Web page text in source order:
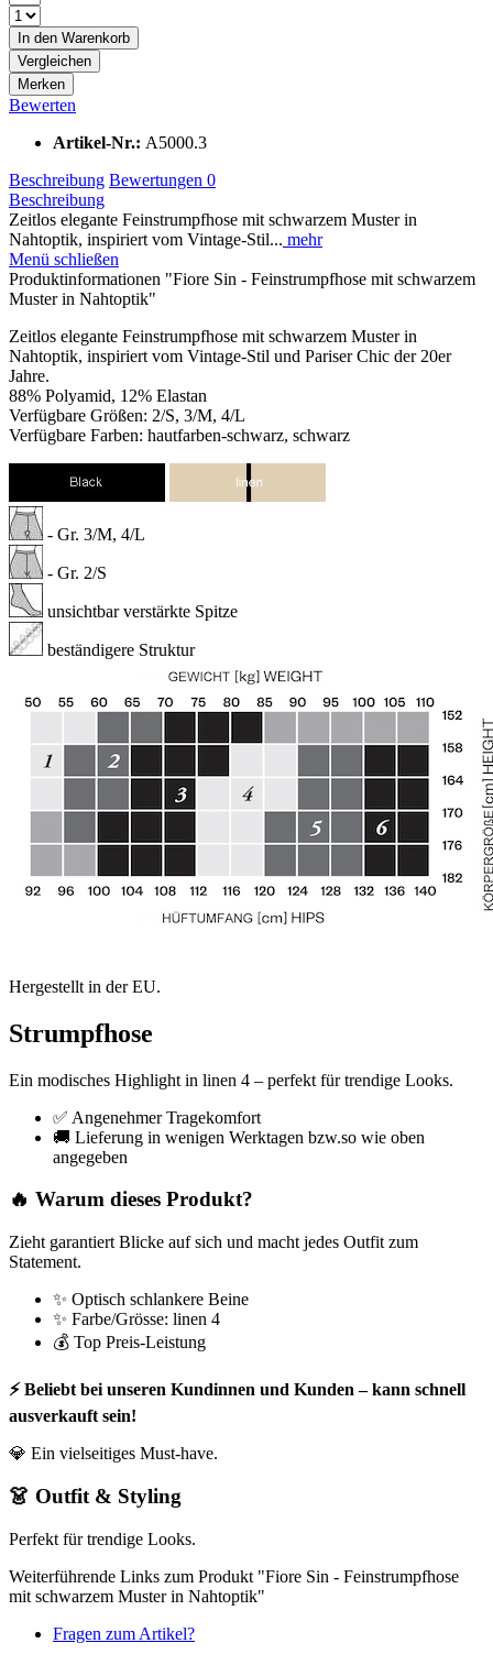
In den Warenkorb
Vergleichen
Merken
Bewerten
Artikel-Nr.: A5000.3
Beschreibung Bewertungen 0
Beschreibung
Zeitlos elegante Feinstrumpfhose mit schwarzem Muster in
Nahtoptik, inspiriert vom Vintage-Stil... mehr
Menü schließen
Produktinformationen "Fiore Sin - Feinstrumpfhose mit schwarzem
Muster in Nahtoptik"
Zeitlos elegante Feinstrumpfhose mit schwarzem Muster in
Nahtoptik, inspiriert vom Vintage-Stil und Pariser Chic der 20er
Jahre.
88% Polyamid, 12% Elastan
Verfügbare Größen: 2/S, 3/M, 4/L
Verfügbare Farben: hautfarben-schwarz, schwarz
- Gr. 3/M, 4/L
- Gr. 2/S
unsichtbar verstärkte Spitze
beständigere Struktur
Hergestellt in der EU.
Strumpfhose
Ein modisches Highlight in linen 4 – perfekt für trendige Looks.
✅ Angenehmer Tragekomfort
🚚 Lieferung in wenigen Werktagen bzw.so wie oben
angegeben
🔥 Warum dieses Produkt?
Zieht garantiert Blicke auf sich und macht jedes Outfit zum
Statement.
✨ Optisch schlankere Beine
✨ Farbe/Grösse: linen 4
💰 Top Preis-Leistung
⚡ Beliebt bei unseren Kundinnen und Kunden – kann schnell
ausverkauft sein!
💎 Ein vielseitiges Must-have.
👗 Outfit & Styling
Perfekt für trendige Looks.
Weiterführende Links zum Produkt "Fiore Sin - Feinstrumpfhose
mit schwarzem Muster in Nahtoptik"
Fragen zum Artikel?